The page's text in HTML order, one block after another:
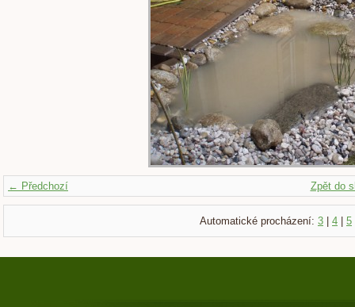
← Předchozí Zpět do
Automatické procházení: 3 4 5